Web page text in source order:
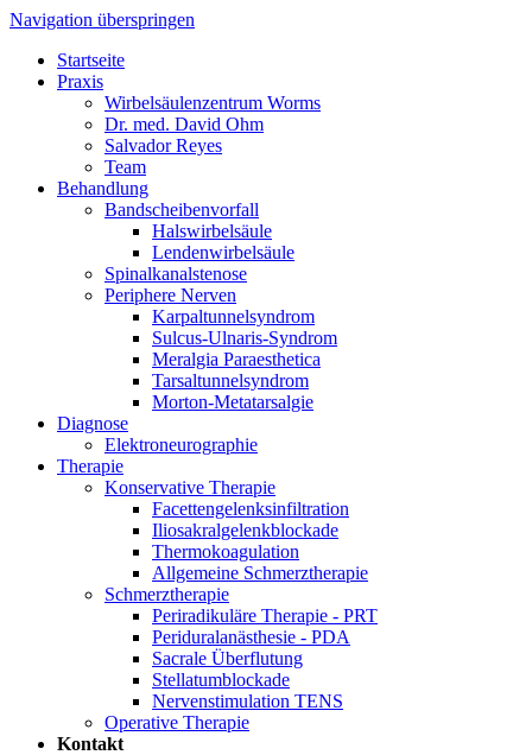
Navigation überspringen
Startseite
Praxis
Wirbelsäulenzentrum Worms
Dr. med. David Ohm
Salvador Reyes
Team
Behandlung
Bandscheibenvorfall
Halswirbelsäule
Lendenwirbelsäule
Spinalkanalstenose
Periphere Nerven
Karpaltunnelsyndrom
Sulcus-Ulnaris-Syndrom
Meralgia Paraesthetica
Tarsaltunnelsyndrom
Morton-Metatarsalgie
Diagnose
Elektroneurographie
Therapie
Konservative Therapie
Facettengelenksinfiltration
Iliosakralgelenkblockade
Thermokoagulation
Allgemeine Schmerztherapie
Schmerztherapie
Periradikuläre Therapie - PRT
Periduralanästhesie - PDA
Sacrale Überflutung
Stellatumblockade
Nervenstimulation TENS
Operative Therapie
Kontakt